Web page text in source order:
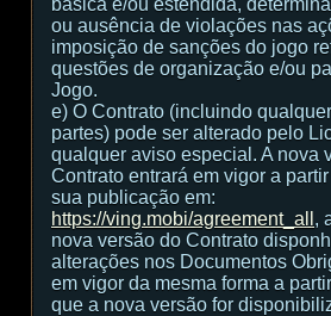
básica e/ou estendida,
ou ausência de violações nas
imposição de sanções do jogo
questões de organização e/ou
Jogo.
e) O Contrato (incluindo
partes) pode ser alterado pelo
qualquer aviso especial. A nova
Contrato entrará em vigor a
sua publicação em:
https://ving.mobi/agreement_all ,
nova versão do Contrato
alterações nos Documentos
em vigor da mesma forma a
que a nova versão for